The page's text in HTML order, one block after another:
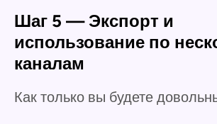
Шаг 5 — Экспорт и
использование по
каналам
Как только вы будете